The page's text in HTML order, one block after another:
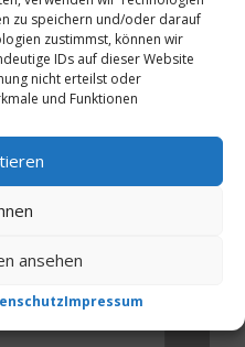
zu speichern und/oder darauf
zustimmst, können wir
IDs auf dieser Website
nicht erteilst oder
und Funktionen
ansehen
Impressum